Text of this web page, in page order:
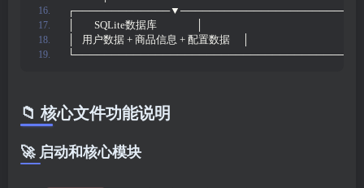
┌─────────────▼───────────────────────┐
│        SQLite数据库                │
│   用户数据 + 商品信息 + 配置数据     │
└─────────────────────────────────────┘
📁 核心文件功能说明
🚀 启动和核心模块